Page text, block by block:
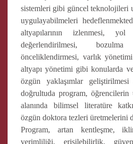
sistemleri gibi güncel teknolojileri
uygulayabilmeleri
altyapılarının izlenmesi, yol
değerlendirilmesi,
önceliklendirmesi, varlık
altyapı yönetimi gibi konularda
özgün yaklaşımlar geliştirilmesi
doğrultuda program, öğrencilerin
alanında bilimsel literatüre
özgün doktora tezleri üretmelerini
Program, artan kentleşme,
verimliliği, erişilebilirlik,